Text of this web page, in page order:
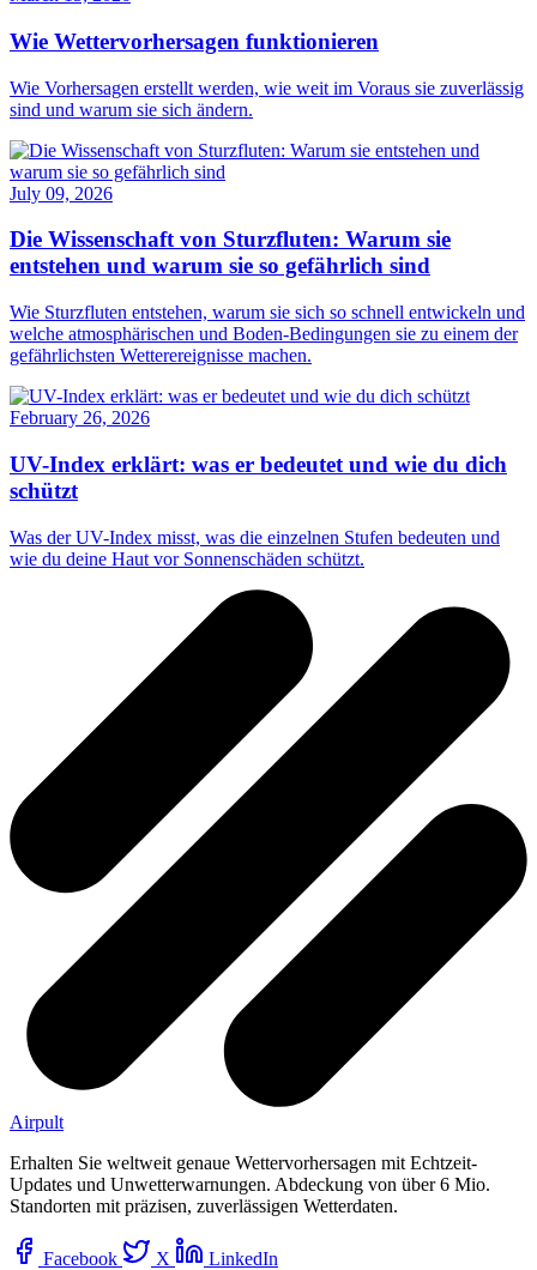
Wie Wettervorhersagen funktionieren
Wie Vorhersagen erstellt werden, wie weit im Voraus sie zuverlässig
sind und warum sie sich ändern.
July 09, 2026
Die Wissenschaft von Sturzfluten: Warum sie
entstehen und warum sie so gefährlich sind
Wie Sturzfluten entstehen, warum sie sich so schnell entwickeln und
welche atmosphärischen und Boden-Bedingungen sie zu einem der
gefährlichsten Wetterereignisse machen.
February 26, 2026
UV-Index erklärt: was er bedeutet und wie du dich
schützt
Was der UV-Index misst, was die einzelnen Stufen bedeuten und
wie du deine Haut vor Sonnenschäden schützt.
Airpult
Erhalten Sie weltweit genaue Wettervorhersagen mit Echtzeit-
Updates und Unwetterwarnungen. Abdeckung von über 6 Mio.
Standorten mit präzisen, zuverlässigen Wetterdaten.
Facebook X LinkedIn